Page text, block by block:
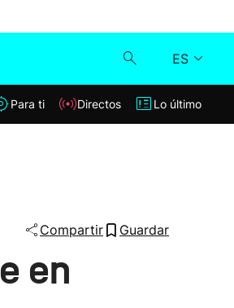
ES
Klisk
Para ti Directos Lo último
Compartir Guardar
en